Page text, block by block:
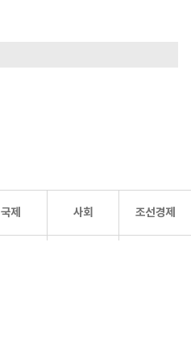
국제 사회 조선경제